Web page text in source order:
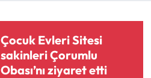
Çocuk Evleri Sitesi
sakinleri Çorumlu
Obası’nı ziyaret etti